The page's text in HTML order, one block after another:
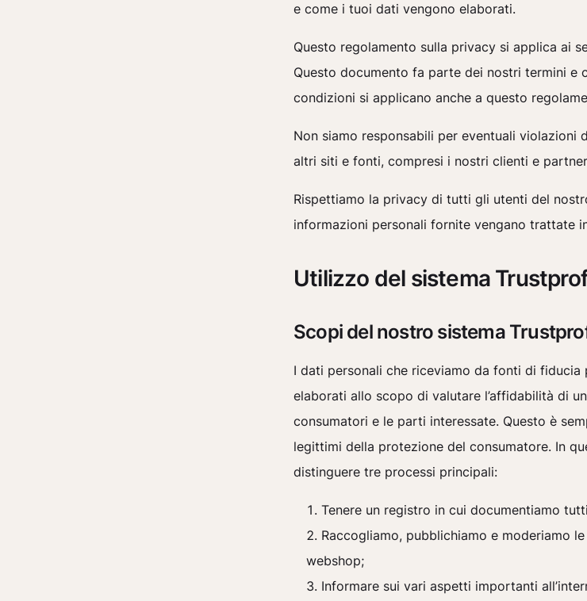
e come i tuoi dati vengono elaborati.
Questo regolamento sulla privacy si applica ai
Questo documento fa parte dei nostri termini e
condizioni si applicano anche a questo
Non siamo responsabili per eventuali violazioni
altri siti e fonti, compresi i nostri clienti e
Rispettiamo la privacy di tutti gli utenti del
informazioni personali fornite vengano trattate
Utilizzo del sistema
Scopi del nostro sistema
I dati personali che riceviamo da fonti di fiducia
elaborati allo scopo di valutare l’affidabilità di
consumatori e le parti interessate. Questo è
legittimi della protezione del consumatore. In
distinguere tre processi principali:
Tenere un registro in cui documentiamo
Raccogliamo, pubblichiamo e moderiamo
webshop;
Informare sui vari aspetti importanti